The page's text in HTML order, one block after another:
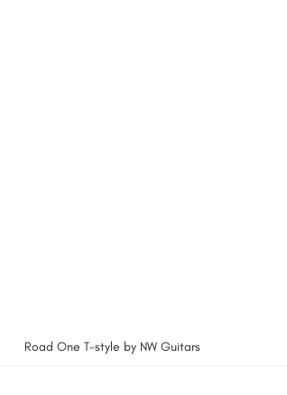
Road One T-style by NW Guitars